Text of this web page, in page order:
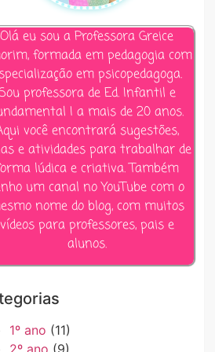
Olá eu sou a Professora Greice
formada em pedagogia com
em psicopedagoga.
professora de Ed. Infantil e
I a mais de 20 anos.
você encontrará sugestões,
e atividades para trabalhar de
lúdica e criativa. Também
um canal no YouTube com o
nome do blog, com muitos
vídeos para professores, pais e
alunos.
1º ano (11)